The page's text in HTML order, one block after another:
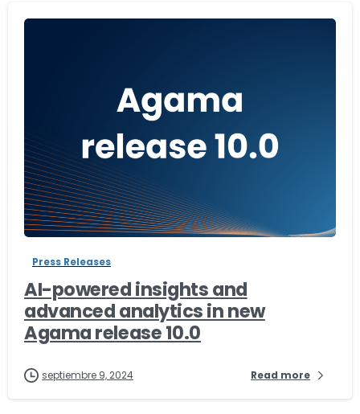
Press Releases
AI-powered insights and
advanced analytics in new
Agama release 10.0
septiembre 9, 2024 Read more